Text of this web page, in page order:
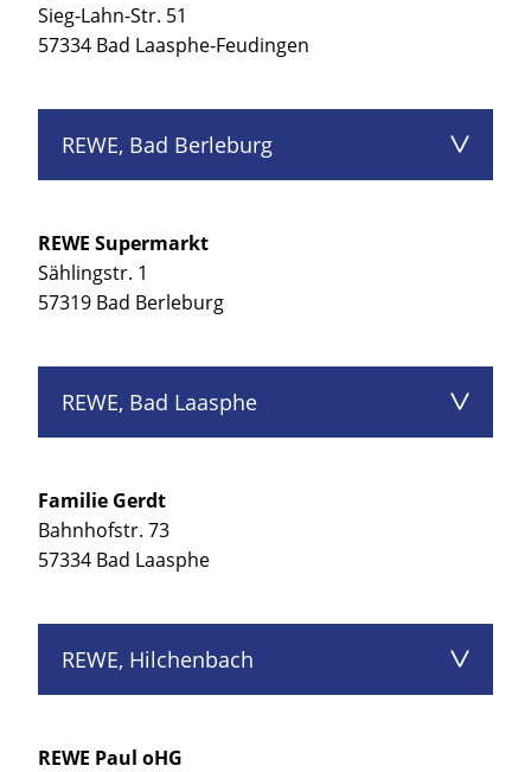
Sieg-Lahn-Str. 51
57334 Bad Laasphe-Feudingen
REWE, Bad Berleburg
REWE Supermarkt
Sählingstr. 1
57319 Bad Berleburg
REWE, Bad Laasphe
Familie Gerdt
Bahnhofstr. 73
57334 Bad Laasphe
REWE, Hilchenbach
REWE Paul oHG